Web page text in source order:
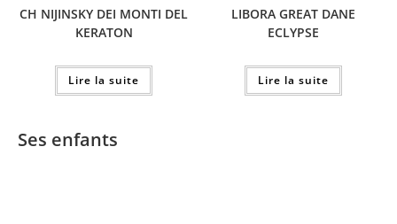
CH NIJINSKY DEI MONTI DEL
KERATON
Lire la suite
LIBORA GREAT DANE
ECLYPSE
Lire la suite
Ses enfants